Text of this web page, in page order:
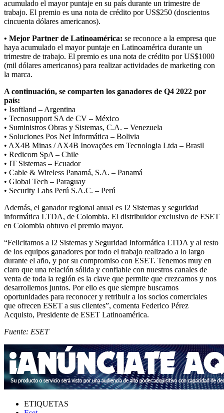
acumulado el mayor puntaje en su país durante un trimestre de
trabajo. El premio es una nota de crédito por US$250 (doscientos
cincuenta dólares americanos).
• Mejor Partner de Latinoamérica: se reconoce a la empresa que
haya acumulado el mayor puntaje en Latinoamérica durante un
trimestre de trabajo. El premio es una nota de crédito por US$1000
(mil dólares americanos) para realizar actividades de marketing con
la marca.
A continuación, se comparten los ganadores de Q4 2022 por
país:
• Isoftland – Argentina
• Tecnosupport SA de CV – México
• Suministros Obras y Sistemas, C.A. – Venezuela
• Soluciones Pos Net Informática – Bolivia
• AX4B Minas / AX4B Inovações em Tecnologia Ltda – Brasil
• Redicom SpA – Chile
• IT Sistemas – Ecuador
• Cable & Wireless Panamá, S.A. – Panamá
• Global Tech – Paraguay
• Security Labs Perú S.A.C. – Perú
Además, el ganador regional anual es I2 Sistemas y seguridad
informática LTDA, de Colombia. El distribuidor exclusivo de ESET
en Colombia obtuvo el premio mayor.
“Felicitamos a I2 Sistemas y Seguridad Informática LTDA y al resto
de los equipos ganadores por todo el trabajo realizado a lo largo
durante el año, y por su compromiso con ESET. Tenemos muy en
claro que una relación sólida y confiable con nuestros canales de
venta de toda la región es la clave que permite que crezcamos y nos
desarrollemos juntos. Por ello es que siempre buscamos
oportunidades para reconocer y retribuir a los socios comerciales
que ofrecen ESET a sus clientes”, comenta Federico Pérez
Acquisto, Presidente de ESET Latinoamérica.
Fuente: ESET
ETIQUETAS